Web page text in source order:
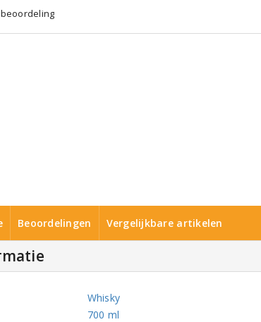
Beoordelingen Vergelijkbare artikelen
Whisky
700 ml